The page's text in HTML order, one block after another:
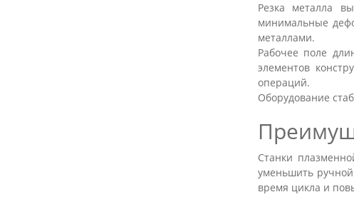
Резка металла
минимальные
металлами.
Рабочее поле
элементов
операций.
Оборудование
Станки
уменьшить ручной
время цикла и